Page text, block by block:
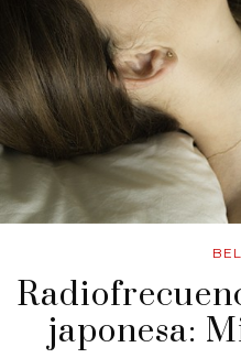
japonesa: